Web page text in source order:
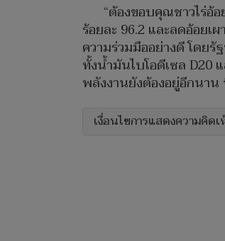
“ต้องขอบคุณชาวไร่อ้
ร้อยละ 96.2 และลดอ้อยเ
ความร่วมมืออย่างดี โดย
ทั้งน้ำมันไบโอดีเซล D20
พลังงานยังต้องอยู่อีกนาน
เงื่อนไขการแสดงความคิด